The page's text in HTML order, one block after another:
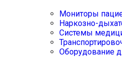
Мониторы
Наркозно-
Системы
Оборудование